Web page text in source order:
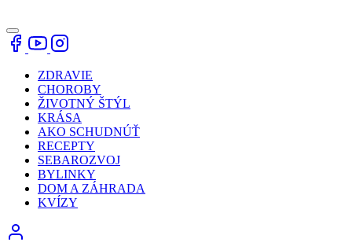
ZDRAVIE
CHOROBY
ŽIVOTNÝ ŠTÝL
KRÁSA
AKO SCHUDNÚŤ
RECEPTY
SEBAROZVOJ
BYLINKY
DOM A ZÁHRADA
KVÍZY